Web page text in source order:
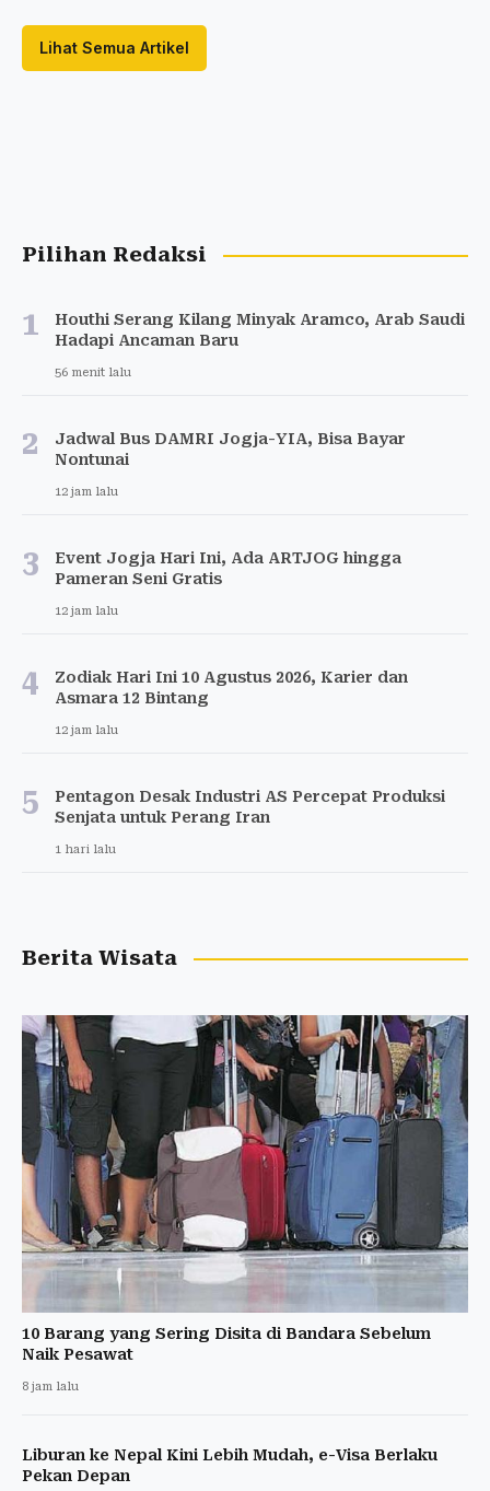
Lihat Semua Artikel
Pilihan Redaksi
1
Houthi Serang Kilang Minyak Aramco, Arab Saudi
Hadapi Ancaman Baru
56 menit lalu
2
Jadwal Bus DAMRI Jogja-YIA, Bisa Bayar
Nontunai
12 jam lalu
3
Event Jogja Hari Ini, Ada ARTJOG hingga
Pameran Seni Gratis
12 jam lalu
4
Zodiak Hari Ini 10 Agustus 2026, Karier dan
Asmara 12 Bintang
12 jam lalu
5
Pentagon Desak Industri AS Percepat Produksi
Senjata untuk Perang Iran
1 hari lalu
Berita Wisata
10 Barang yang Sering Disita di Bandara Sebelum
Naik Pesawat
8 jam lalu
Liburan ke Nepal Kini Lebih Mudah, e-Visa Berlaku
Pekan Depan